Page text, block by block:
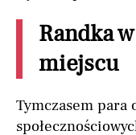
Randka
miejscu
Tymczasem para